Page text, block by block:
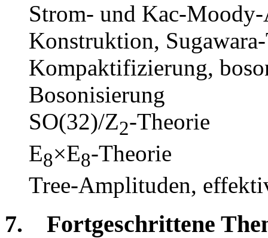
Strom- und Kac-
Konstruktion,
Kompaktifizierung,
Bosonisierung
SO(32)/Z2-Theorie
E8×E8-Theorie
Tree-Amplituden,
7. Fortgeschrittene